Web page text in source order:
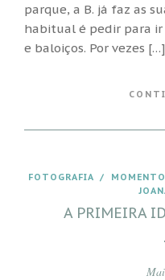
parque, a B. já faz as
habitual é pedir para ir
e baloiços. Por vezes […]
FOTOGRAFIA /
A PRIMEIRA